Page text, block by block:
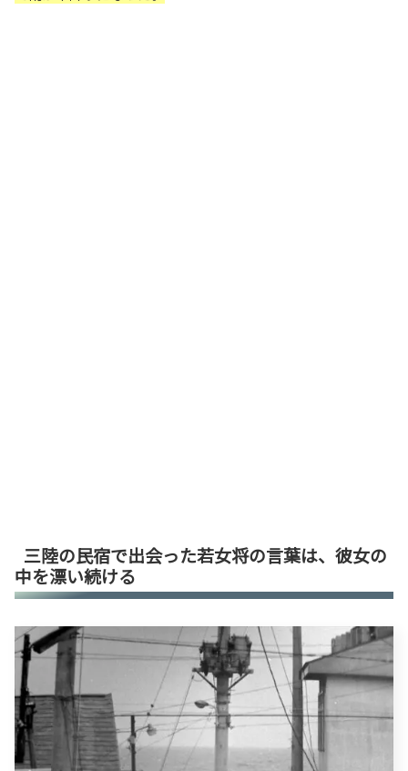
三陸の民宿で出会った若女将の言葉は、彼女の
中を漂い続ける